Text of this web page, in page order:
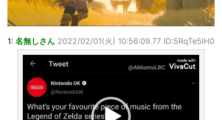
まとめチェッカーは閉鎖しました。RSSの解除をお願いしま
す。
【信長の野望・新生】米問屋をどういう時にどこに建てるの
かわからない
NHKにようこそ！を見終えたんだがｗｗｗ
Powered by livedoor 相互RSS
1: 名無しさん 2022/02/01(火) 10:56:09.77 ID:5RqTe5lH0
動
プ
ー